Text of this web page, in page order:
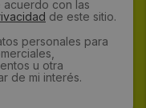
con las
de este sitio.
personales para
u otra
de mi interés.